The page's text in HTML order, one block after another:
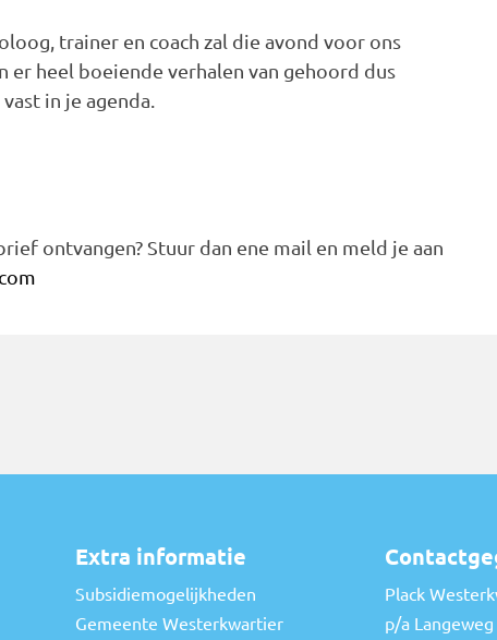
trainer en coach zal die avond voor ons
er heel boeiende verhalen van gehoord dus
in je agenda.
ontvangen? Stuur dan ene mail en meld je aan
Extra informatie
Subsidiemogelijkheden
Gemeente Westerkwartier
Plack
p/a Langeweg